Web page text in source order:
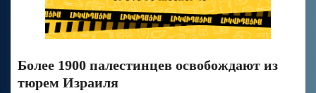
Более 1900 палестинцев освобождают из
тюрем Израиля